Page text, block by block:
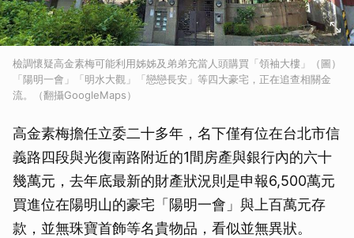
檢調懷疑高金素梅可能利用姊姊及弟弟充當人頭購買「領袖大樓」（圖）
「陽明一會」「明水大觀」「戀戀長安」等四大豪宅，正在追查相關金
流。（翻攝GoogleMaps）
高金素梅擔任立委二十多年，名下僅有位在台北市信
義路四段與光復南路附近的1間房產與銀行內的六十
幾萬元，去年底最新的財產狀況則是申報6,500萬元
買進位在陽明山的豪宅「陽明一會」與上百萬元存
款，並無珠寶首飾等名貴物品，看似並無異狀。